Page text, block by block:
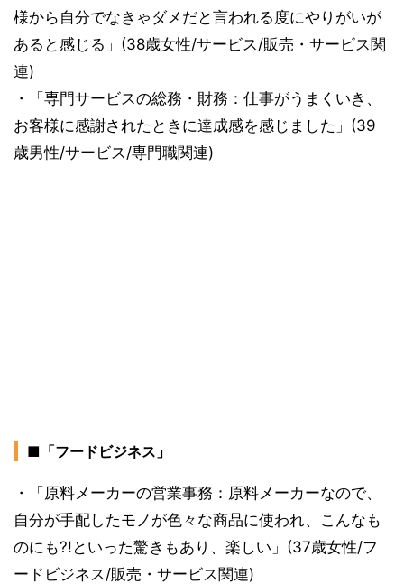
様から自分でなきゃダメだと言われる度にやりがいが
あると感じる」(38歳女性/サービス/販売・サービス関
連)
・「専門サービスの総務・財務：仕事がうまくいき、
お客様に感謝されたときに達成感を感じました」(39
歳男性/サービス/専門職関連)
■「フードビジネス」
・「原料メーカーの営業事務：原料メーカーなので、
自分が手配したモノが色々な商品に使われ、こんなも
のにも?!といった驚きもあり、楽しい」(37歳女性/フ
ードビジネス/販売・サービス関連)